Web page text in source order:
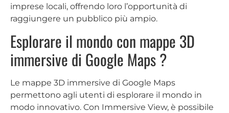
imprese locali, offrendo loro l’opportunità di
raggiungere un pubblico più ampio.
Esplorare il mondo con mappe 3D
immersive di Google Maps ?
Le mappe 3D immersive di Google Maps
permettono agli utenti di esplorare il mondo in
modo innovativo. Con Immersive View, è possibile